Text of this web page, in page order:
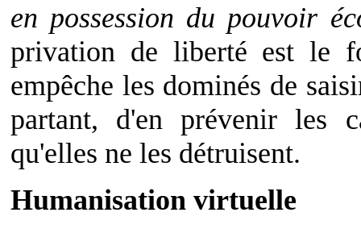
en possession du pouvoir
privation de liberté est le
empêche les dominés de
partant, d'en prévenir les
qu'elles ne les détruisent.
Humanisation virtuelle